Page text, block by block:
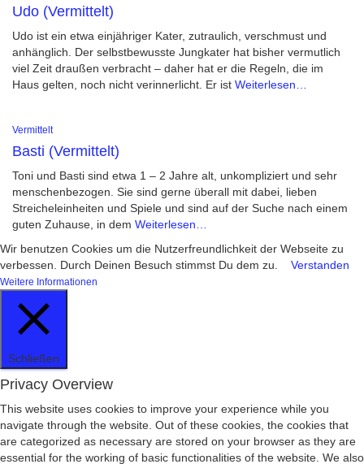
Udo (Vermittelt)
Udo ist ein etwa einjähriger Kater, zutraulich, verschmust und
anhänglich. Der selbstbewusste Jungkater hat bisher vermutlich
viel Zeit draußen verbracht – daher hat er die Regeln, die im
Haus gelten, noch nicht verinnerlicht. Er ist Weiterlesen…
Vermittelt
Basti (Vermittelt)
Toni und Basti sind etwa 1 – 2 Jahre alt, unkompliziert und sehr
menschenbezogen. Sie sind gerne überall mit dabei, lieben
Streicheleinheiten und Spiele und sind auf der Suche nach einem
guten Zuhause, in dem Weiterlesen…
Wir benutzen Cookies um die Nutzerfreundlichkeit der Webseite zu
verbessen. Durch Deinen Besuch stimmst Du dem zu. Verstanden
Weitere Informationen
Schließen
Privacy Overview
This website uses cookies to improve your experience while you
navigate through the website. Out of these cookies, the cookies that
are categorized as necessary are stored on your browser as they are
essential for the working of basic functionalities of the website. We also